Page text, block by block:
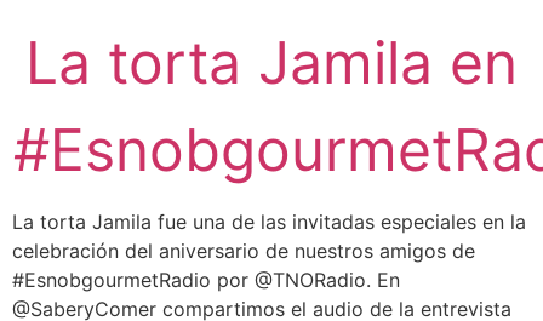
La torta Jamila en
La torta Jamila fue una de las invitadas especiales en la
celebración del aniversario de nuestros amigos de
#EsnobgourmetRadio por @TNORadio. En
@SaberyComer compartimos el audio de la entrevista